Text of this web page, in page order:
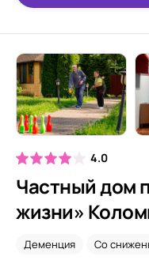
4.0
Частный дом
жизни»
Деменция Со